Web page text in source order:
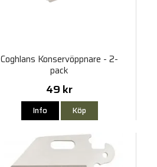
Coghlans Konservöppnare - 2-
pack
49 kr
Info Köp